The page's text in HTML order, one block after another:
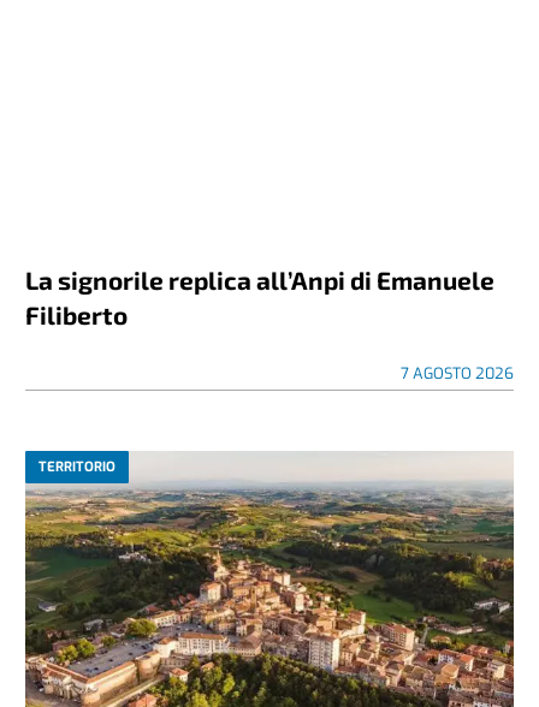
La signorile replica all’Anpi di Emanuele
Filiberto
7 AGOSTO 2026
TERRITORIO